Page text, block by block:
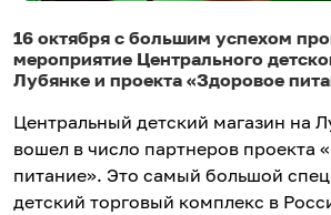
16 октября с большим успехом
мероприятие Центрального
Лубянке и проекта «Здоровое
Центральный детский магазин на
вошел в число партнеров проекта
питание». Это самый большой
детский торговый комплекс в